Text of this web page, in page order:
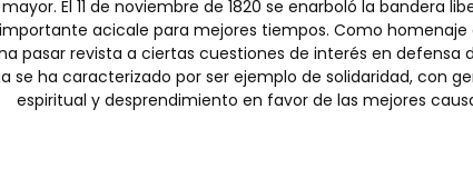
El 11 de noviembre de 1820 se enarboló la bandera
acicale para mejores tiempos. Como homenaje
pasar revista a ciertas cuestiones de interés en defensa
se ha caracterizado por ser ejemplo de solidaridad, con
espiritual y desprendimiento en favor de las mejores